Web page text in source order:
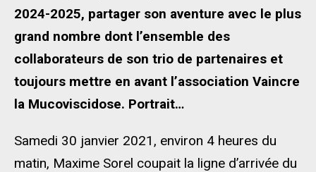
2024-2025, partager son aventure avec le plus
grand nombre dont l’ensemble des
collaborateurs de son trio de partenaires et
toujours mettre en avant l’association Vaincre
la Mucoviscidose. Portrait…
Samedi 30 janvier 2021, environ 4 heures du
matin, Maxime Sorel coupait la ligne d’arrivée du